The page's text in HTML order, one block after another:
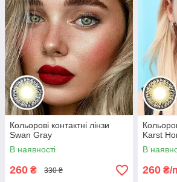
Кольорові контактні лінзи
Swan Gray
В наявності
260 ₴ 330 ₴
Karst
В
260 ₴/